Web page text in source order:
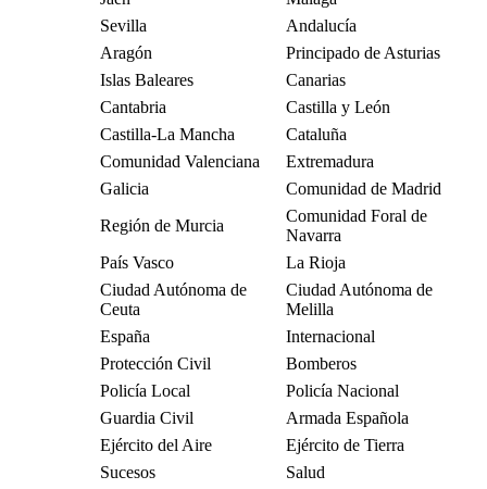
Sevilla
Andalucía
Aragón
Principado de Asturias
Islas Baleares
Canarias
Cantabria
Castilla y León
Castilla-La Mancha
Cataluña
Comunidad Valenciana
Extremadura
Galicia
Comunidad de Madrid
Región de Murcia
Comunidad Foral de
Navarra
País Vasco
La Rioja
Ciudad Autónoma de
Ceuta
Ciudad Autónoma de
Melilla
España
Internacional
Protección Civil
Bomberos
Policía Local
Policía Nacional
Guardia Civil
Armada Española
Ejército del Aire
Ejército de Tierra
Sucesos
Salud